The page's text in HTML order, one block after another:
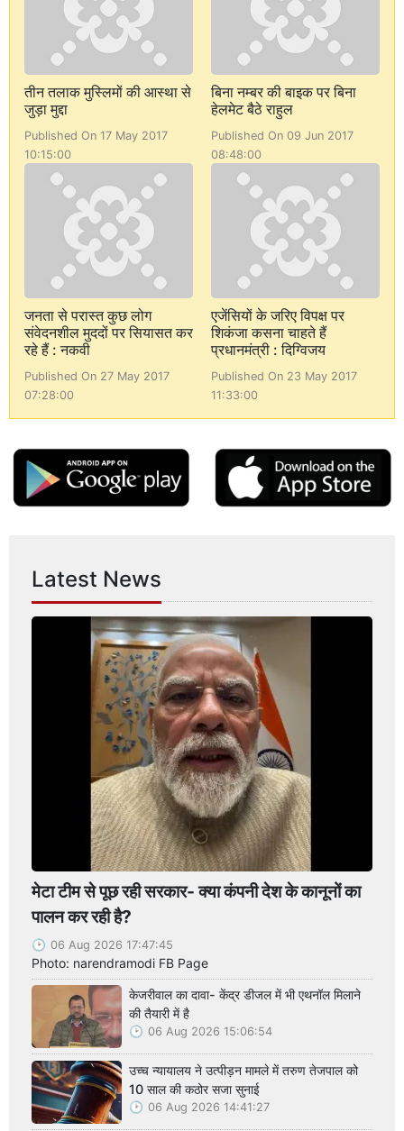
तीन तलाक मुस्लिमों की आस्था से
जुड़ा मुद्दा
Published On 17 May 2017
10:15:00
बिना नम्बर की बाइक पर बिना
हेलमेट बैठे राहुल
Published On 09 Jun 2017
08:48:00
जनता से परास्त कुछ लोग
संवेदनशील मुददों पर सियासत कर
रहे हैं : नकवी
Published On 27 May 2017
07:28:00
एजेंसियों के जरिए विपक्ष पर
शिकंजा कसना चाहते हैं
प्रधानमंत्री : दिग्विजय
Published On 23 May 2017
11:33:00
Latest News
मेटा टीम से पूछ रही सरकार- क्या कंपनी देश के कानूनों का
पालन कर रही है?
06 Aug 2026 17:47:45
Photo: narendramodi FB Page
केजरीवाल का दावा- केंद्र डीजल में भी एथनॉल मिलाने
की तैयारी में है
06 Aug 2026 15:06:54
उच्च न्यायालय ने उत्पीड़न मामले में तरुण तेजपाल को
10 साल की कठोर सजा सुनाई
06 Aug 2026 14:41:27